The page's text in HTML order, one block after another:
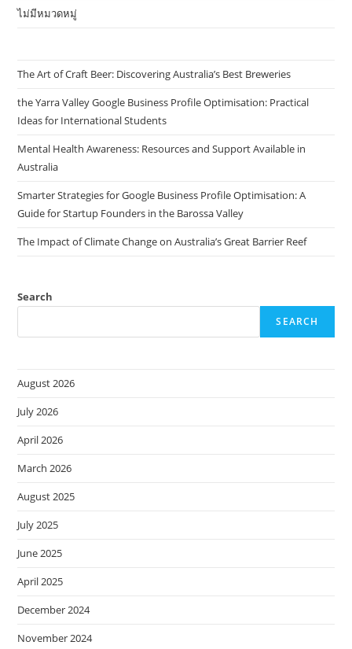
ไม่มีหมวดหมู่
The Art of Craft Beer: Discovering Australia’s Best Breweries
the Yarra Valley Google Business Profile Optimisation: Practical
Ideas for International Students
Mental Health Awareness: Resources and Support Available in
Australia
Smarter Strategies for Google Business Profile Optimisation: A
Guide for Startup Founders in the Barossa Valley
The Impact of Climate Change on Australia’s Great Barrier Reef
Search
SEARCH
August 2026
July 2026
April 2026
March 2026
August 2025
July 2025
June 2025
April 2025
December 2024
November 2024